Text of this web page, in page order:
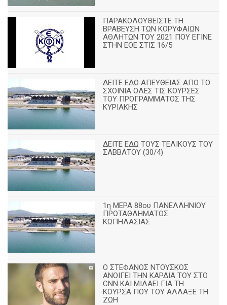
ΠΑΡΑΚΟΛΟΥΘΕΙΣΤΕ ΤΗ
ΒΡΑΒΕΥΣΗ ΤΩΝ ΚΟΡΥΦΑΙΩΝ
ΑΘΛΗΤΩΝ ΤΟΥ 2021 ΠΟΥ ΕΓΙΝΕ
ΣΤΗΝ ΕΟΕ ΣΤΙΣ 16/5
ΔΕΙΤΕ ΕΔΩ ΑΠΕΥΘΕΙΑΣ ΑΠΟ ΤΟ
ΣΧΟΙΝΙΑ ΟΛΕΣ ΤΙΣ ΚΟΥΡΣΕΣ
ΤΟΥ ΠΡΟΓΡΑΜΜΑΤΟΣ ΤΗΣ
ΚΥΡΙΑΚΗΣ
ΔΕΙΤΕ ΕΔΩ ΤΟΥΣ ΤΕΛΙΚΟΥΣ ΤΟΥ
ΣΑΒΒΑΤΟΥ (30/4)
1η ΜΕΡΑ 88ου ΠΑΝΕΛΛΗΝΙΟΥ
ΠΡΩΤΑΘΛΗΜΑΤΟΣ
ΚΩΠΗΛΑΣΙΑΣ
Ο ΣΤΕΦΑΝΟΣ ΝΤΟΥΣΚΟΣ
ΑΝΟΙΓΕΙ ΤΗΝ ΚΑΡΔΙΑ ΤΟΥ ΣΤΟ
CNN ΚΑΙ ΜΙΛΑΕΙ ΓΙΑ ΤΗ
ΚΟΥΡΣΑ ΠΟΥ ΤΟΥ ΑΛΛΑΞΕ ΤΗ
ΖΩΗ